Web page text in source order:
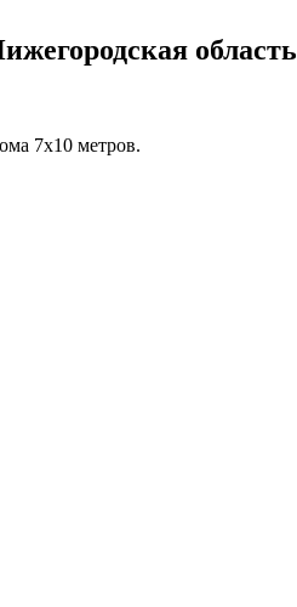
область
7х10 метров.